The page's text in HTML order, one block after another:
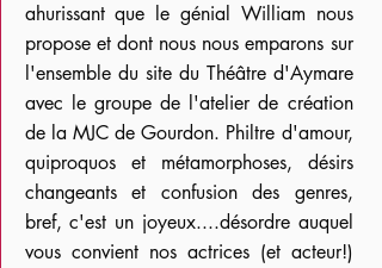
ahurissant que le génial William nous
propose et dont nous nous emparons sur
l'ensemble du site du Théâtre d'Aymare
avec le groupe de l'atelier de création
de la MJC de Gourdon. Philtre d'amour,
quiproquos et métamorphoses, désirs
changeants et confusion des genres,
bref, c'est un joyeux....désordre auquel
vous convient nos actrices (et acteur!)